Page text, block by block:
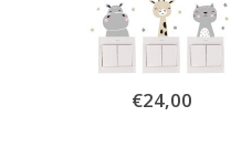
Special
Price
€24,00